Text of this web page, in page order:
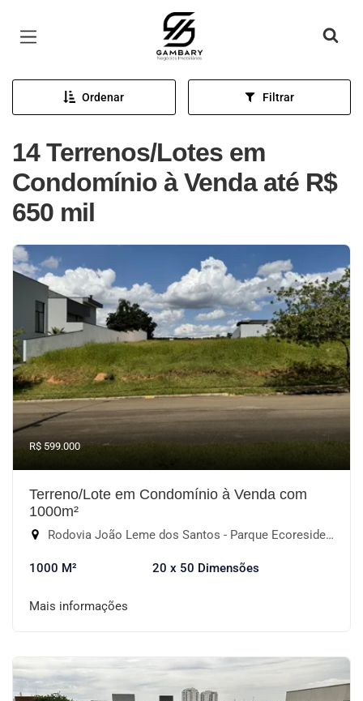
Página inicial
Ordenar Filtrar
14 Terrenos/Lotes em
Condomínio à Venda até R$
650 mil
R$ 599.000
Terreno/Lote em Condomínio à Venda com
1000m²
Rodovia João Leme dos Santos - Parque Ecoresidencial Fazenda Jequitibá, Sorocaba-SP
1000 M² 20 x 50 Dimensões
Mais informações